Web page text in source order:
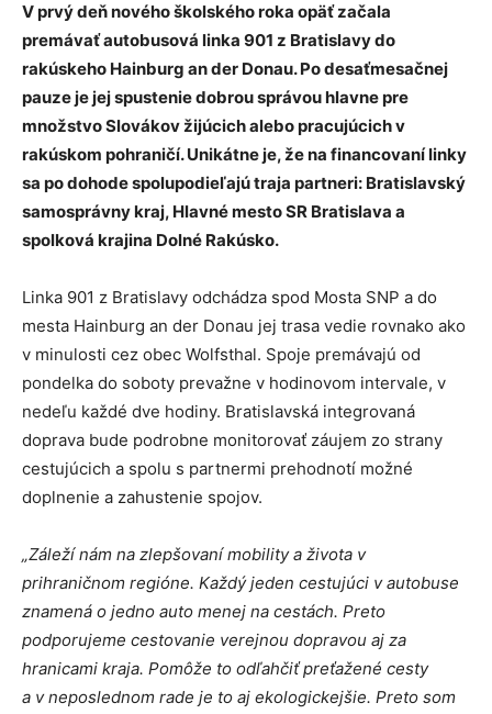
V prvý deň nového školského roka opäť začala
premávať autobusová linka 901 z Bratislavy do
rakúskeho Hainburg an der Donau. Po desaťmesačnej
pauze je jej spustenie dobrou správou hlavne pre
množstvo Slovákov žijúcich alebo pracujúcich v
rakúskom pohraničí. Unikátne je, že na financovaní linky
sa po dohode spolupodieľajú traja partneri: Bratislavský
samosprávny kraj, Hlavné mesto SR Bratislava a
spolková krajina Dolné Rakúsko.
Linka 901 z Bratislavy odchádza spod Mosta SNP a do
mesta Hainburg an der Donau jej trasa vedie rovnako ako
v minulosti cez obec Wolfsthal. Spoje premávajú od
pondelka do soboty prevažne v hodinovom intervale, v
nedeľu každé dve hodiny. Bratislavská integrovaná
doprava bude podrobne monitorovať záujem zo strany
cestujúcich a spolu s partnermi prehodnotí možné
doplnenie a zahustenie spojov.
„Záleží nám na zlepšovaní mobility a života v
prihraničnom regióne. Každý jeden cestujúci v autobuse
znamená o jedno auto menej na cestách. Preto
podporujeme cestovanie verejnou dopravou aj za
hranicami kraja. Pomôže to odľahčiť preťažené cesty
a v neposlednom rade je to aj ekologickejšie. Preto som